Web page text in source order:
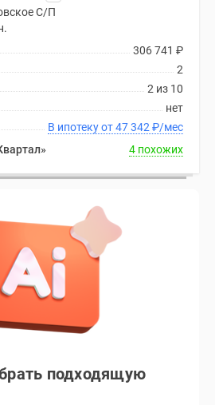
С/П
306 741 ₽
2
2 из 10
нет
В ипотеку от 47 342 ₽/мес
4 похожих
подходящую